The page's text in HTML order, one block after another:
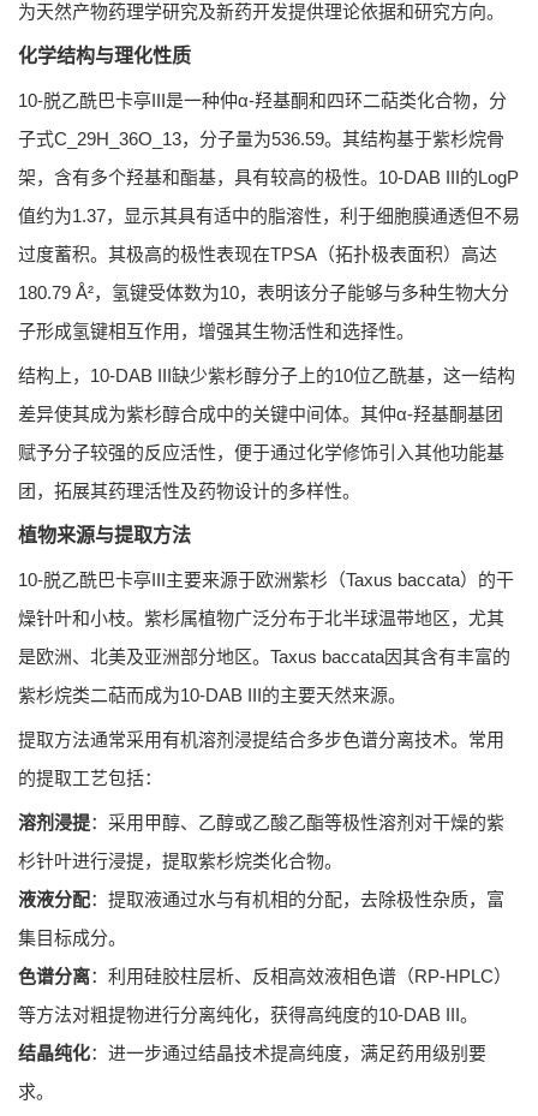
为天然产物药理学研究及新药开发提供理论依据和研究方向。
化学结构与理化性质
10-脱乙酰巴卡亭III是一种仲α-羟基酮和四环二萜类化合物，分
子式C_29H_36O_13，分子量为536.59。其结构基于紫杉烷骨
架，含有多个羟基和酯基，具有较高的极性。10-DAB III的LogP
值约为1.37，显示其具有适中的脂溶性，利于细胞膜通透但不易
过度蓄积。其极高的极性表现在TPSA（拓扑极表面积）高达
180.79 Å²，氢键受体数为10，表明该分子能够与多种生物大分
子形成氢键相互作用，增强其生物活性和选择性。
结构上，10-DAB III缺少紫杉醇分子上的10位乙酰基，这一结构
差异使其成为紫杉醇合成中的关键中间体。其仲α-羟基酮基团
赋予分子较强的反应活性，便于通过化学修饰引入其他功能基
团，拓展其药理活性及药物设计的多样性。
植物来源与提取方法
10-脱乙酰巴卡亭III主要来源于欧洲紫杉（Taxus baccata）的干
燥针叶和小枝。紫杉属植物广泛分布于北半球温带地区，尤其
是欧洲、北美及亚洲部分地区。Taxus baccata因其含有丰富的
紫杉烷类二萜而成为10-DAB III的主要天然来源。
提取方法通常采用有机溶剂浸提结合多步色谱分离技术。常用
的提取工艺包括：
溶剂浸提：采用甲醇、乙醇或乙酸乙酯等极性溶剂对干燥的紫
杉针叶进行浸提，提取紫杉烷类化合物。
液液分配：提取液通过水与有机相的分配，去除极性杂质，富
集目标成分。
色谱分离：利用硅胶柱层析、反相高效液相色谱（RP-HPLC）
等方法对粗提物进行分离纯化，获得高纯度的10-DAB III。
结晶纯化：进一步通过结晶技术提高纯度，满足药用级别要
求。